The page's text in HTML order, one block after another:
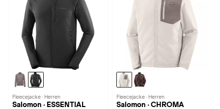
Fleecejacke · Herren
Salomon · ESSENTIAL
Fleecejacke · Herren
Salomon · CHROMA